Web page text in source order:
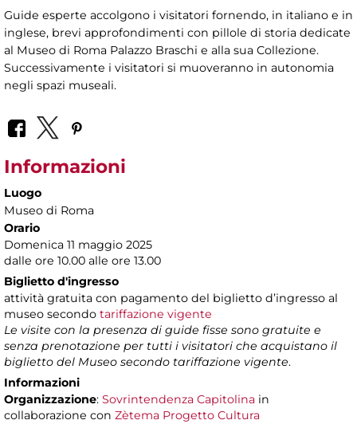
Guide esperte accolgono i visitatori fornendo, in italiano e in
inglese, brevi approfondimenti con pillole di storia dedicate
al Museo di Roma Palazzo Braschi e alla sua Collezione.
Successivamente i visitatori si muoveranno in autonomia
negli spazi museali.
Informazioni
Luogo
Museo di Roma
Orario
Domenica 11 maggio 2025
dalle ore 10.00 alle ore 13.00
Biglietto d'ingresso
attività gratuita con pagamento del biglietto d’ingresso al
museo secondo tariffazione vigente
Le visite con la presenza di guide fisse sono gratuite e
senza prenotazione per tutti i visitatori che acquistano il
biglietto del Museo secondo tariffazione vigente.
Informazioni
Organizzazione: Sovrintendenza Capitolina in
collaborazione con Zètema Progetto Cultura